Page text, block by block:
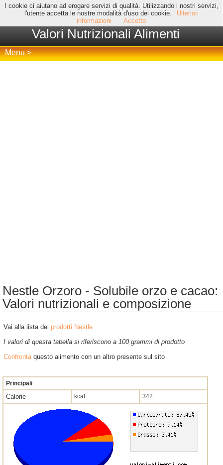
I cookie ci aiutano ad erogare servizi di qualità. Utilizzando i nostri servizi,
l'utente accetta le nostre modalità d'uso dei cookie.
Ulteriori
informazioni
Accetto
Valori Nutrizionali Alimenti
Menu >
Nestle Orzoro - Solubile orzo e cacao:
Valori nutrizionali e composizione
Vai alla lista dei prodotti Nestle
I valori di questa tabella si riferiscono a 100 grammi di prodotto
Confrontaquesto alimento con un altro presente sul sito
Principali
Calorie kcal 342